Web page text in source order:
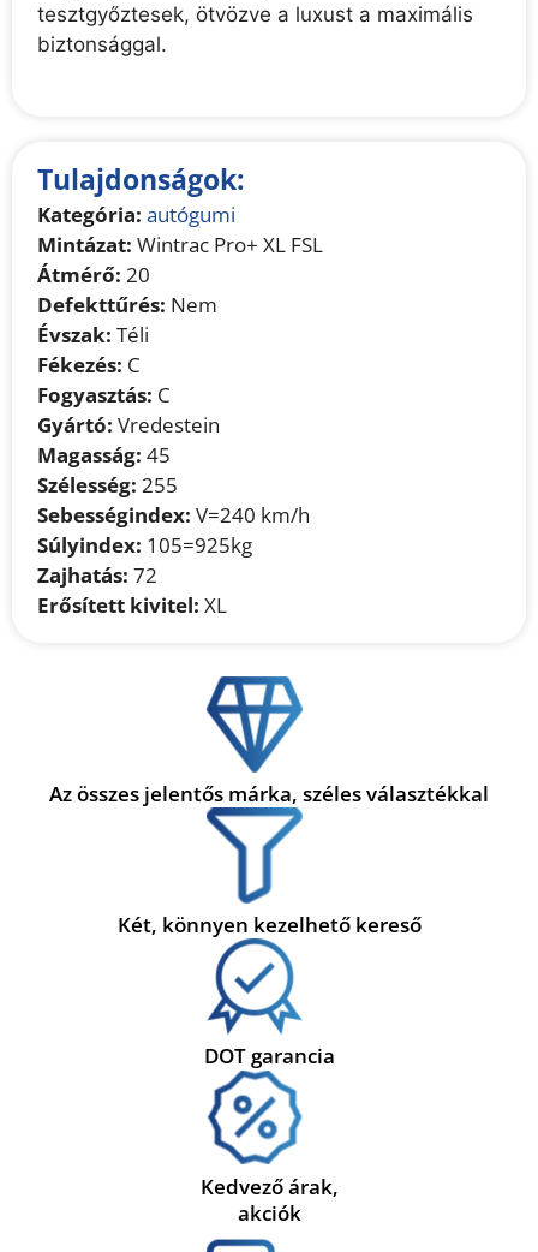
tesztgyőztesek, ötvözve a luxust a maximális
biztonsággal.
Tulajdonságok:
Kategória: autógumi
Mintázat: Wintrac Pro+ XL FSL
Átmérő: 20
Defekttűrés: Nem
Évszak: Téli
Fékezés: C
Fogyasztás: C
Gyártó: Vredestein
Magasság: 45
Szélesség: 255
Sebességindex: V=240 km/h
Súlyindex: 105=925kg
Zajhatás: 72
Erősített kivitel: XL
Az összes jelentős márka, széles választékkal
Két, könnyen kezelhető kereső
DOT garancia
Kedvező árak,
akciók